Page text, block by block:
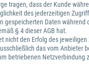
tragen, dass der Kunde
des jederzeitigen
gespeicherten Daten während
§ 4 dieser AGB hat.
nicht den Erfolg des jeweiligen
das vom Anbieter
betriebenen Netzverbindung